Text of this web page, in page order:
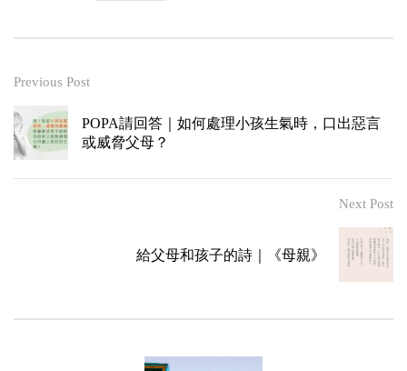
Previous Post
POPA請回答｜如何處理小孩生氣時，口出惡言
或威脅父母？
Next Post
給父母和孩子的詩｜《母親》